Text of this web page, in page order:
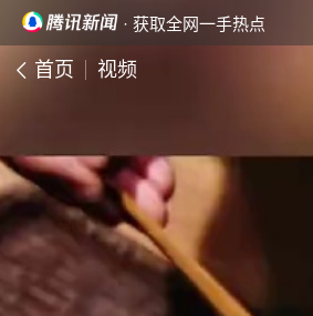
· 获取全网一手热点
首页 视频